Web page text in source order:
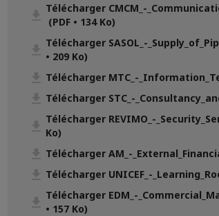
Télécharger CMCM_-
(PDF • 134 Ko)
Télécharger SASOL_-
• 209 Ko)
Télécharger MTC_-
Télécharger STC_-
Télécharger REVIMO_-
Ko)
Télécharger AM_-
Télécharger UNICEF_-
Télécharger EDM_-
• 157 Ko)